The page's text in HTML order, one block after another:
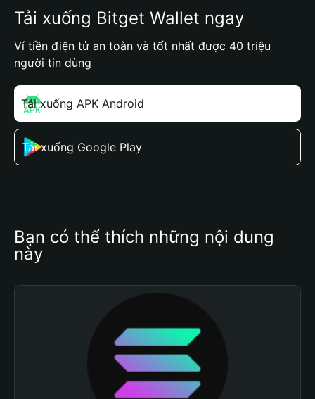
Tải xuống Bitget Wallet ngay
Ví tiền điện tử an toàn và tốt nhất được 40 triệu
người tin dùng
Tải xuống APK Android
Tải xuống Google Play
Bạn có thể thích những nội dung
này